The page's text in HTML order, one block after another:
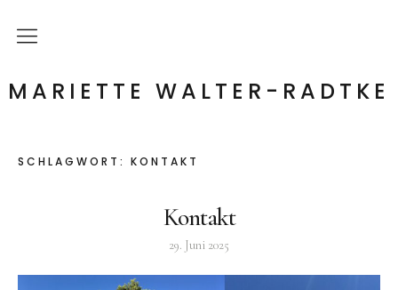
MARIETTE WALTER-RADTKE
Startseite
Kontakt
SCHLAGWORT: KONTAKT
Kontakt
29. Juni 2025